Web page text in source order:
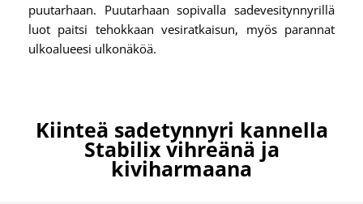
puutarhaan. Puutarhaan sopivalla sadevesitynnyrillä
luot paitsi tehokkaan vesiratkaisun, myös parannat
ulkoalueesi ulkonäköä.
Kiinteä sadetynnyri kannella
Stabilix vihreänä ja
kiviharmaana